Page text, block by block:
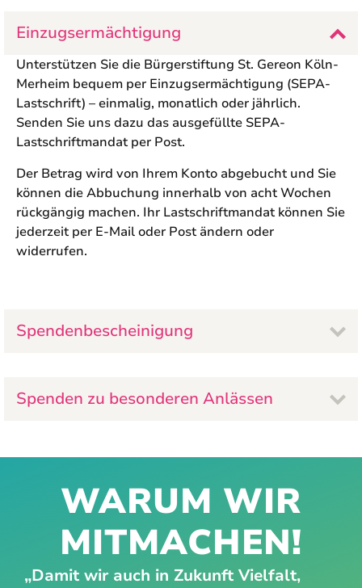
Einzugsermächtigung
Unterstützen Siedie Bürgerstiftung St. Gereon Köln-
Merheim bequem per Einzugsermächtigung (SEPA-
Lastschrift) – einmalig, monatlich oder jährlich.
Senden Sie uns dazu das ausgefüllte SEPA-
Lastschriftmandat per Post.
Der Betrag wird von Ihrem Konto abgebucht und Sie
können die Abbuchung innerhalb von acht Wochen
rückgängig machen. Ihr Lastschriftmandat können Sie
jederzeit per E-Mail oder Post ändern oder
widerrufen.
Spendenbescheinigung
Spenden zu besonderen Anlässen
WARUM WIR
MITMACHEN!
„Damit wir auch in Zukunft Vielfalt,